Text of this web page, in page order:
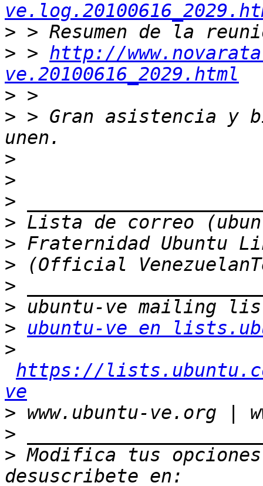
>
> > http://
ve.20100616_2029.html
>
> > Gran asistencia y
>
>
>
>
>
>
>
>
>
ubuntu-ve en
>
https://
ve
>
>
> Modifica tus